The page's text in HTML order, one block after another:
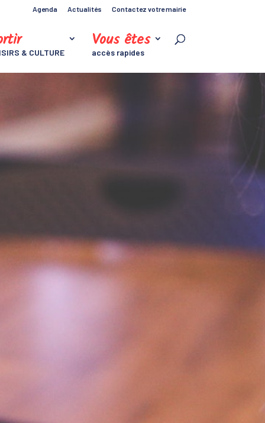
Agenda Actualités Contactez votre mairie
& CULTURE
Vous êtes
accès rapides